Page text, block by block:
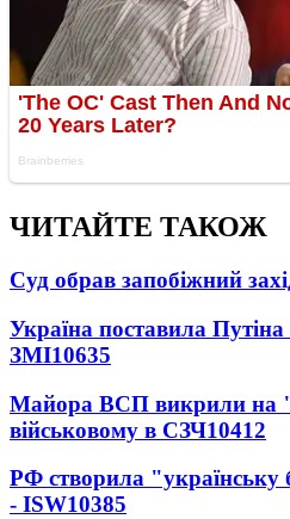
ЧИТАЙТЕ ТАКОЖ
Суд обрав запобіжний
Україна поставила
ЗМІ10635
Майора ВСП викрили на
військовому в СЗЧ10412
РФ створила "українську
- ISW10385